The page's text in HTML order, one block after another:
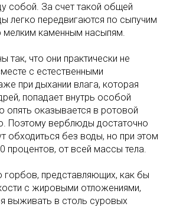
собой. За счет такой общей
легко передвигаются по сыпучим
мелким каменным насыпям.
так, что они практически не
с естественными
при дыхании влага, которая
попадает внутрь особой
опять оказывается в ротовой
Поэтому верблюды достаточно
обходиться без воды, но при этом
процентов, от всей массы тела.
горбов, представляющих, как бы
с жировыми отложениями,
выживать в столь суровых